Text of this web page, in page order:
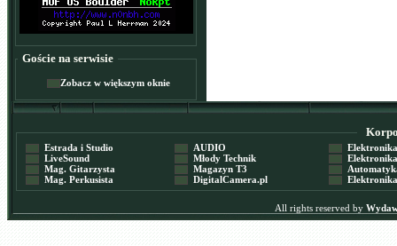
Goście na serwisie
Zobacz w większym oknie
Estrada i Studio
LiveSound
Mag. Gitarzysta
Mag. Perkusista
AUDIO
Młody Technik
Magazyn T3
DigitalCamera.pl
Elektronika
Elektronika
Automatyka
Elektronika
All rights reserved by